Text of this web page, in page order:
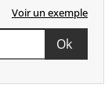
Voir un exemple